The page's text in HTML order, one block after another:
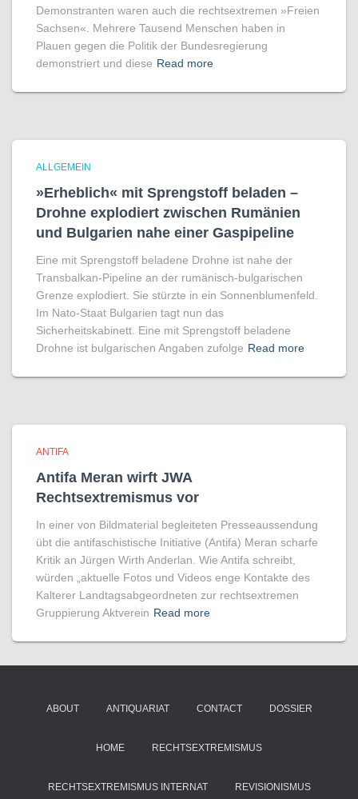
Demonstranten waren auch die rechtsextremen »Freien
Sachsen«. Mehrere Tausend Menschen haben in
Plauen gegen die Politik der Bundesregierung
demonstriert und diese Read more
ALLGEMEIN
»Erheblich« mit Sprengstoff beladen –
Drohne explodiert zwischen Rumänien
und Bulgarien nahe einer Gaspipeline
Eine mit Sprengstoff beladene Drohne ist nahe der
Transbalkan-Pipeline an der rumänisch-bulgarischen
Grenze explodiert. Sie stürzte in ein Sonnenblumenfeld.
Im Nato-Staat Bulgarien tagt nun das
Sicherheitskabinett. Eine mit Sprengstoff beladene
Drohne ist bulgarischen Angaben zufolge Read more
ANTIFA
Antifa Meran wirft JWA
Rechtsextremismus vor
In einer von Bildmaterial begleiteten Presseaussendung
übt die antifaschistische Initiative (Antifa) Meran scharfe
Kritik an Jürgen Wirth Anderlan. Wie Antifa schreibt,
würden „aktuelle Fotos und Videos enge Kontakte des
Kalterer Landtagsabgeordneten zur rechtsextremen
Gruppierung Aktverein Read more
ABOUT ANTIQUARIAT CONTACT DOSSIER
HOME RECHTSEXTREMISMUS
RECHTSEXTREMISMUS INTERNAT REVISIONISMUS